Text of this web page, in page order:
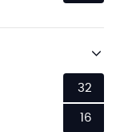
32
16